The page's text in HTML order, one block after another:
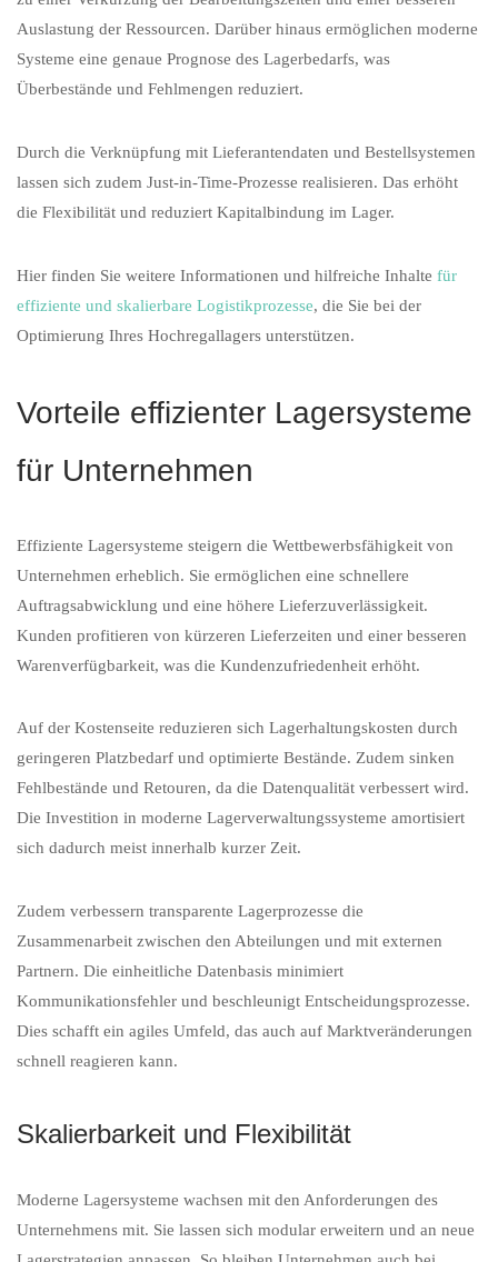
Auslastung der Ressourcen. Darüber hinaus ermöglichen moderne
Systeme eine genaue Prognose des Lagerbedarfs, was
Überbestände und Fehlmengen reduziert.
Durch die Verknüpfung mit Lieferantendaten und Bestellsystemen
lassen sich zudem Just-in-Time-Prozesse realisieren. Das erhöht
die Flexibilität und reduziert Kapitalbindung im Lager.
Hier finden Sie weitere Informationen und hilfreiche Inhalte für
effiziente und skalierbare Logistikprozesse, die Sie bei der
Optimierung Ihres Hochregallagers unterstützen.
Vorteile effizienter Lagersysteme
für Unternehmen
Effiziente Lagersysteme steigern die Wettbewerbsfähigkeit von
Unternehmen erheblich. Sie ermöglichen eine schnellere
Auftragsabwicklung und eine höhere Lieferzuverlässigkeit.
Kunden profitieren von kürzeren Lieferzeiten und einer besseren
Warenverfügbarkeit, was die Kundenzufriedenheit erhöht.
Auf der Kostenseite reduzieren sich Lagerhaltungskosten durch
geringeren Platzbedarf und optimierte Bestände. Zudem sinken
Fehlbestände und Retouren, da die Datenqualität verbessert wird.
Die Investition in moderne Lagerverwaltungssysteme amortisiert
sich dadurch meist innerhalb kurzer Zeit.
Zudem verbessern transparente Lagerprozesse die
Zusammenarbeit zwischen den Abteilungen und mit externen
Partnern. Die einheitliche Datenbasis minimiert
Kommunikationsfehler und beschleunigt Entscheidungsprozesse.
Dies schafft ein agiles Umfeld, das auch auf Marktveränderungen
schnell reagieren kann.
Skalierbarkeit und Flexibilität
Moderne Lagersysteme wachsen mit den Anforderungen des
Unternehmens mit. Sie lassen sich modular erweitern und an neue